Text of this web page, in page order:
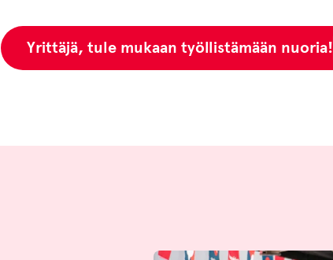
Yrittäjä, tule mukaan työllistämään nuoria!